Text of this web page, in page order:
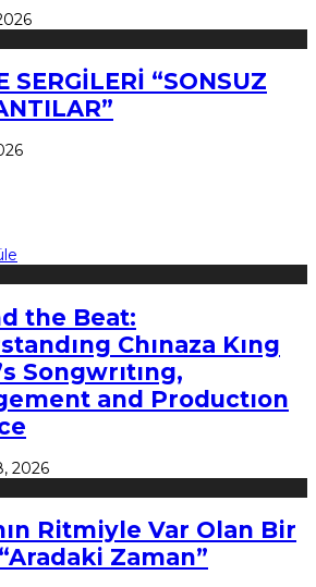
SERGİLERİ “SONSUZ
the Beat:
Chınaza Kıng
Songwrıtıng,
and Productıon
2026
Ritmiyle Var Olan Bir
Zaman”